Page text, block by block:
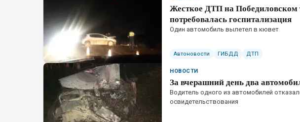
Жесткое ДТП на Победиловском
потребовалась госпитализация
​Один автомобиль вылетел в кювет
Автоновости ГИБДД ДТП
НОВОСТИ
За вчерашний день два
Водитель одного из автомобилей
освидетельствования